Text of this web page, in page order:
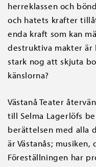
herreklassen och
och hatets krafter
enda kraft som kan
destruktiva makter är
stark nog att skjuta
känslorna?
Västanå Teater
till Selma Lagerlöfs
berättelsen med alla
är Västanås;
Föreställningen har